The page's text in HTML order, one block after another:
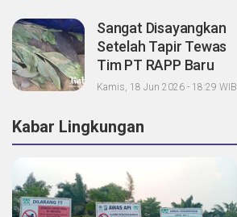
Sangat Disayangkan
Setelah Tapir Tewas
Tim PT RAPP Baru
Sibuk Koordinasi,
Tanggung Jawab
Pemegang Konsesi
Kamis, 18 Jun 2026 - 18:29 WIB
Kabar Lingkungan